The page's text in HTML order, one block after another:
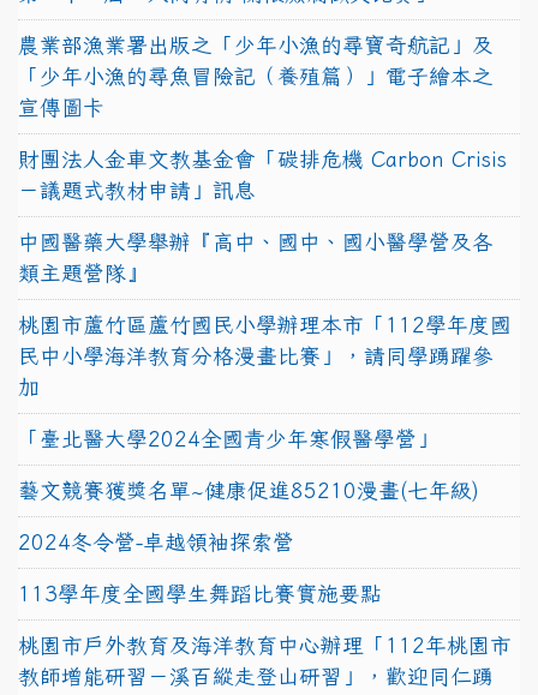
農業部漁業署出版之「少年小漁的尋寶奇航記」及
「少年小漁的尋魚冒險記（養殖篇）」電子繪本之
宣傳圖卡
財團法人金車文教基金會「碳排危機 Carbon Crisis
－議題式教材申請」訊息
中國醫藥大學舉辦『高中、國中、國小醫學營及各
類主題營隊』
桃園市蘆竹區蘆竹國民小學辦理本市「112學年度國
民中小學海洋教育分格漫畫比賽」，請同學踴躍參
加
「臺北醫大學2024全國青少年寒假醫學營」
藝文競賽獲獎名單~健康促進85210漫畫(七年級)
2024冬令營-卓越領袖探索營
113學年度全國學生舞蹈比賽實施要點
桃園市戶外教育及海洋教育中心辦理「112年桃園市
教師增能研習－溪百縱走登山研習」，歡迎同仁踴